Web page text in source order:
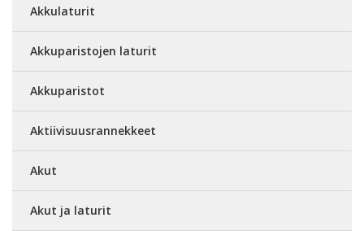
Akkulaturit
Akkuparistojen laturit
Akkuparistot
Aktiivisuusrannekkeet
Akut
Akut ja laturit